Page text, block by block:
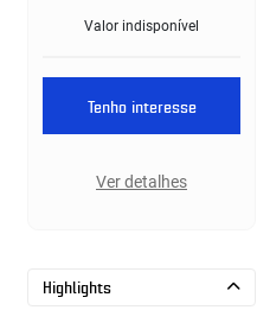
Valor indisponível
Tenho interesse
Ver detalhes
Highlights